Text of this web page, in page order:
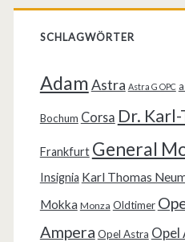
SCHLAGWÖRTER
AdamAstra Astra G OPC
Bochum Corsa Dr.
Frankfurt General
Insignia Karl Thomas
Mokka Monza Oldtimer
Ampera Opel Astra Opel